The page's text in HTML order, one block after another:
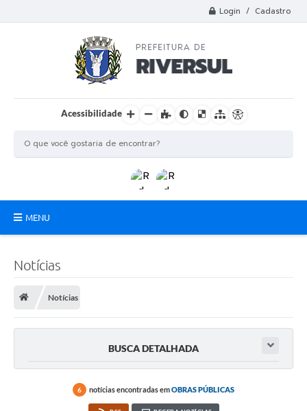
Login / Cadastro
Acessibilidade
MENU
Departamentos
Protocolo online
Notícias
Notícias
BUSCA DETALHADA
6 notícias encontradas emOBRAS PÚBLICAS